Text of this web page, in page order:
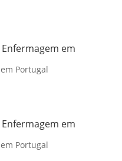
em
Portugal
em
Portugal